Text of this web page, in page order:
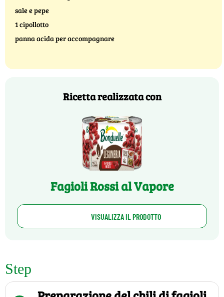
sale e pepe
1 cipollotto
panna acida per accompagnare
Ricetta realizzata con
Fagioli Rossi al Vapore
VISUALIZZA IL PRODOTTO
Step